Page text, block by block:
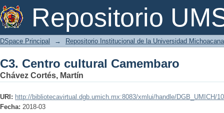
Repositorio
C3. Centro cultural Camembaro
DSpace Principal → Repositorio Institucional de la Universidad
C3. Centro cultural Camembaro
Chávez Cortés, Martín
URI: http://bibliotecavirtual.dgb.umich.mx:8083/xmlui/handle/DGB_UMICH/
Fecha: 2018-03